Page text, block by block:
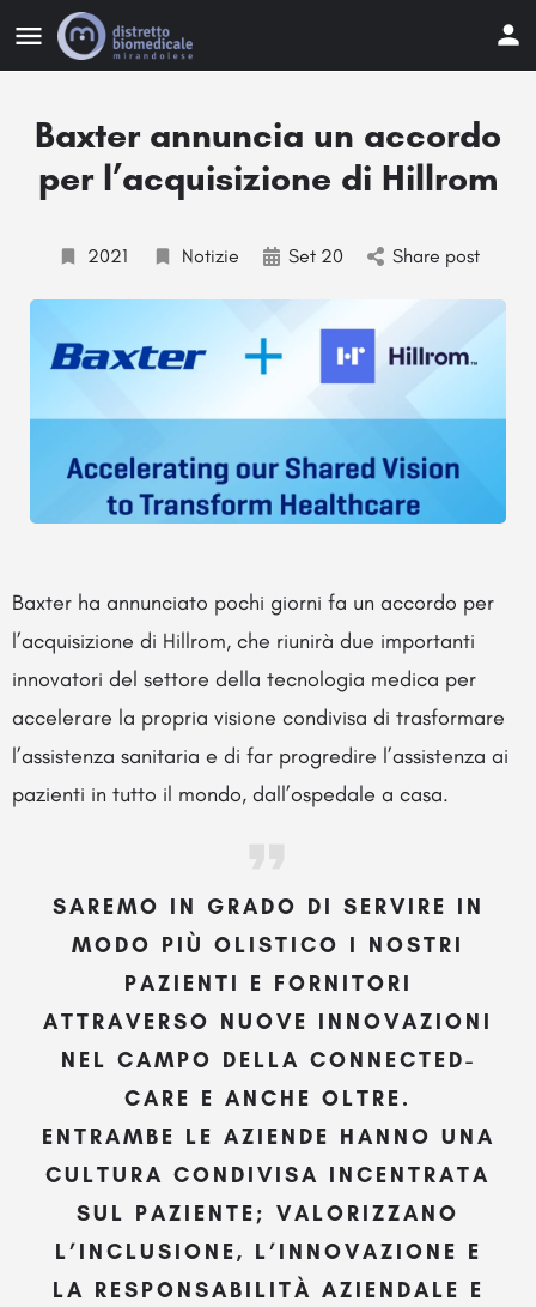
Baxter annuncia un accordo
per l’acquisizione di Hillrom
2021 Notizie Set 20 Share post
Baxter ha annunciato pochi giorni fa un accordo per
l’acquisizione di Hillrom, che riunirà due importanti
innovatori del settore della tecnologia medica per
accelerare la propria visione condivisa di trasformare
l’assistenza sanitaria e di far progredire l’assistenza ai
pazienti in tutto il mondo, dall’ospedale a casa.
SAREMO IN GRADO DI SERVIRE IN
MODO PIÙ OLISTICO I NOSTRI
PAZIENTI E FORNITORI
ATTRAVERSO NUOVE INNOVAZIONI
NEL CAMPO DELLA CONNECTED-
CARE E ANCHE OLTRE.
ENTRAMBE LE AZIENDE HANNO UNA
CULTURA CONDIVISA INCENTRATA
SUL PAZIENTE; VALORIZZANO
L’INCLUSIONE, L’INNOVAZIONE E
LA RESPONSABILITÀ AZIENDALE E